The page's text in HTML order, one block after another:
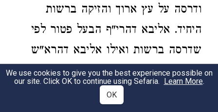
ודרסה על עץ ארוך והזיקה ברשות
היחיד. אליבא דהרי"ף הבעל פטור לפי
שדרסה ברשות ואילו אליבא דהרא"ש
הבעל חייב מאחר שהזיקה ברה"י. התוס'
שלפנינו סוברים כשיטת הרא"ש ששן
We use cookies to give you the best experience possible on
our site. Click OK to continue using Sefaria. Learn More.
OK